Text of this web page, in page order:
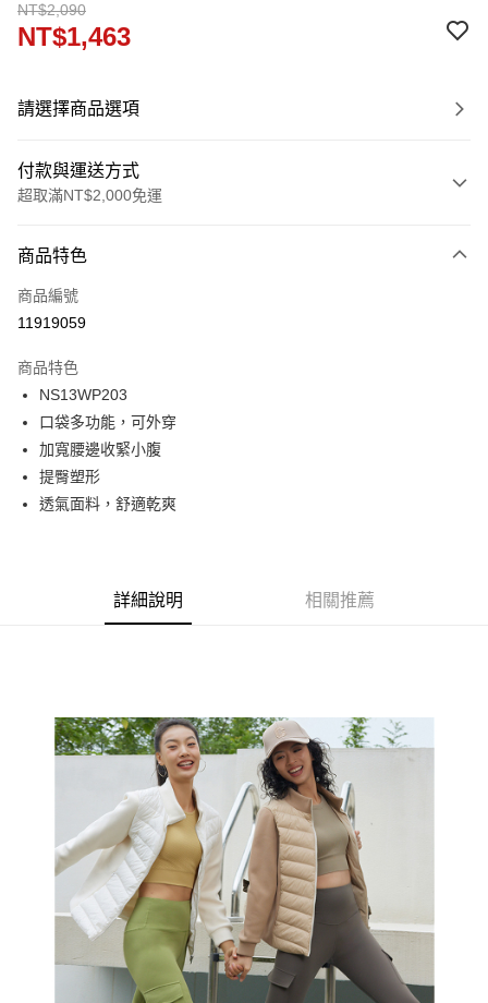
NT$2,090
NT$1,463
請選擇商品選項
付款與運送方式
超取滿NT$2,000免運
信用卡一次付款
LINE Pay
街口支付
悠遊付
ATM付款
全家超取(2000以上免運)
每筆NT$100
7-11超取(2000以上免運)
每筆NT$100，滿NT$2,000(含以上)免運費
一般宅配
每筆NT$100
宅配出貨(2000以上免運)
每筆NT$100，滿NT$2,000(含以上)免運費
商品特色
商品編號
11919059
商品特色
NS13WP203
口袋多功能，可外穿
加寬腰邊收緊小腹
提臀塑形
透氣面料，舒適乾爽
詳細說明 相關推薦